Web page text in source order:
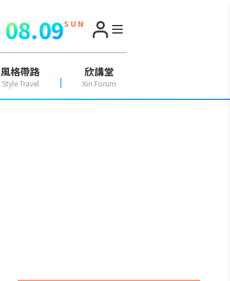
08.09S U N
風格帶路
Style Travel
欣講堂
Xin Forum